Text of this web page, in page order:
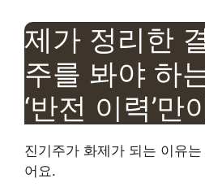
제가 정리한
주를 봐야 하
‘반전 이력’만
진기주가 화제가 되는 이유
어요.